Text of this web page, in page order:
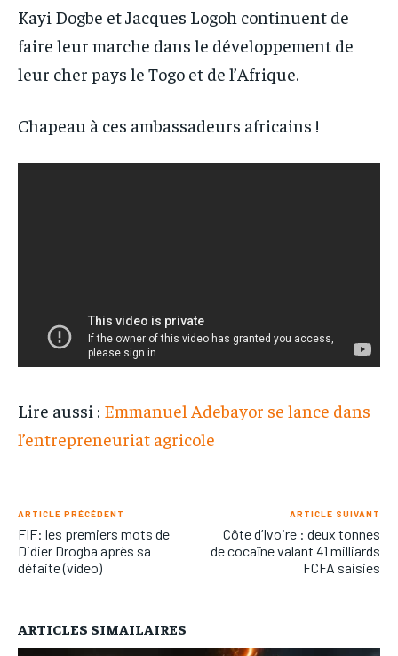
Kayi Dogbe et Jacques Logoh continuent de
faire leur marche dans le développement de
leur cher pays le Togo et de l’Afrique.
Chapeau à ces ambassadeurs africains !
Lire aussi : Emmanuel Adebayor se lance dans
l’entrepreneuriat agricole
ARTICLE PRÉCÉDENT
FIF: les premiers mots de
Didier Drogba après sa
défaite (vídeo)
ARTICLE SUIVANT
Côte d’Ivoire : deux tonnes
de cocaïne valant 41 milliards
FCFA saisies
ARTICLES SIMAILAIRES